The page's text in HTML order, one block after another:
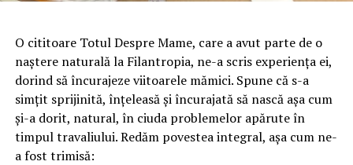
O cititoare Totul Despre Mame, care a avut parte de o
naștere naturală la Filantropia, ne-a scris experiența ei,
dorind să încurajeze viitoarele mămici. Spune că s-a
simțit sprijinită, înțeleasă și încurajată să nască așa cum
și-a dorit, natural, în ciuda problemelor apărute în
timpul travaliului. Redăm povestea integral, așa cum ne-
a fost trimisă: